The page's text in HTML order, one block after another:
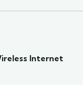
Internet